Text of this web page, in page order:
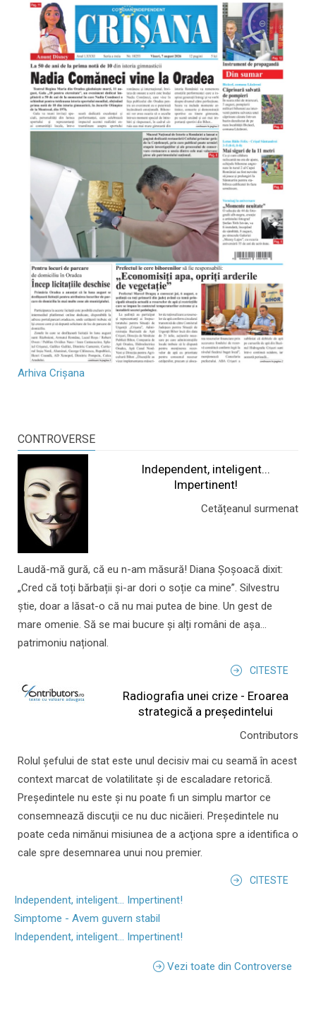
Arhiva Crișana
CONTROVERSE
Independent, inteligent...
Impertinent!
Cetățeanul surmenat
Laudă-mă gură, că eu n-am măsură! Diana Șoșoacă dixit:
„Cred că toți bărbații și-ar dori o soție ca mine”. Silvestru
știe, doar a lăsat-o că nu mai putea de bine. Un gest de
mare omenie. Să se mai bucure și alți români de așa...
patrimoniu național.
CITESTE
Radiografia unei crize - Eroarea
strategică a președintelui
Contributors
Rolul şefului de stat este unul decisiv mai cu seamă în acest
context marcat de volatilitate şi de escaladare retorică.
Preşedintele nu este şi nu poate fi un simplu martor ce
consemnează discuţii ce nu duc nicăieri. Preşedintele nu
poate ceda nimănui misiunea de a acţiona spre a identifica o
cale spre desemnarea unui nou premier.
CITESTE
Independent, inteligent... Impertinent!
Simptome - Avem guvern stabil
Independent, inteligent... Impertinent!
Vezi toate din Controverse